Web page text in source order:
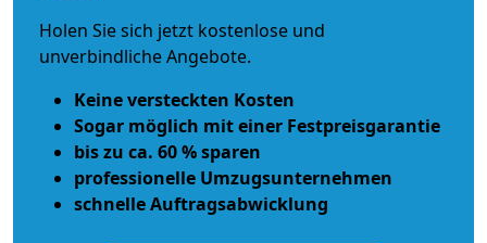
Holen Sie sich jetzt kostenlose und
unverbindliche Angebote.
Keine versteckten Kosten
Sogar möglich mit einer Festpreisgarantie
bis zu ca. 60 % sparen
professionelle Umzugsunternehmen
schnelle Auftragsabwicklung